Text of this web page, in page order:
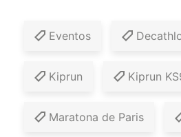
Eventos
Kiprun Kiprun
Maratona de Paris